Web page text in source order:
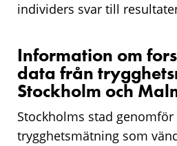
individers svar till
Information om
data från
Stockholm och
Stockholms stad genomför
trygghetsmätning som